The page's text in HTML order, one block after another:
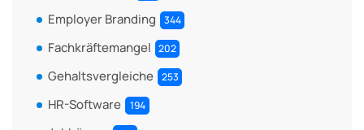
Employer Branding 344
Fachkräftemangel 202
Gehaltsvergleiche 253
HR-Software 194